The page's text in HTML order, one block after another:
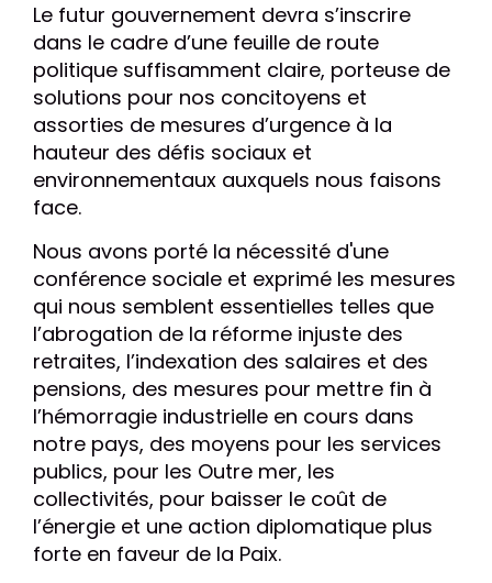
Le futur gouvernement devra s’inscrire
dans le cadre d’une feuille de route
politique suffisamment claire, porteuse de
solutions pour nos concitoyens et
assorties de mesures d’urgence à la
hauteur des défis sociaux et
environnementaux auxquels nous faisons
face.
Nous avons porté la nécessité d'une
conférence sociale et exprimé les mesures
qui nous semblent essentielles telles que
l’abrogation de la réforme injuste des
retraites, l’indexation des salaires et des
pensions, des mesures pour mettre fin à
l’hémorragie industrielle en cours dans
notre pays, des moyens pour les services
publics, pour les Outre mer, les
collectivités, pour baisser le coût de
l’énergie et une action diplomatique plus
forte en faveur de la Paix.